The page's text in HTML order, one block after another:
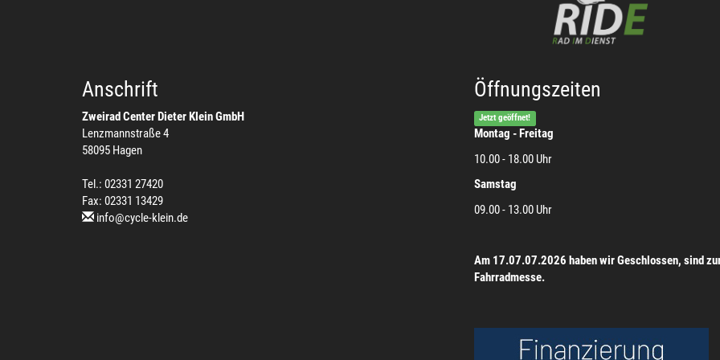
Anschrift
Zweirad Center Dieter Klein GmbH
Lenzmannstraße 4
58095 Hagen
Tel.: 02331 27420
Fax: 02331 13429
info@cycle-klein.de
Öffnungszeiten
Jetzt geöffnet!
Montag - Freitag
10.00 - 18.00 Uhr
Samstag
09.00 - 13.00 Uhr
Am 17.07.07.2026 haben wir Geschlossen, sind
Fahrradmesse.